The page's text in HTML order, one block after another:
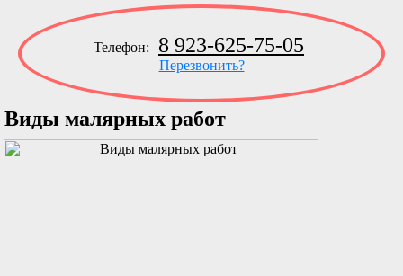
Телефон: 8 923-625-75-05
Перезвонить?
Виды малярных работ